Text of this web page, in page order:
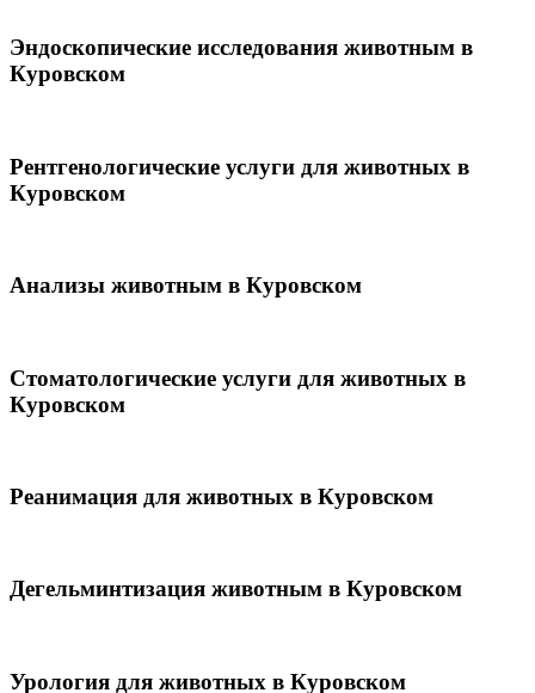
Эндоскопические исследования животным в
Куровском
Рентгенологические услуги для животных в
Куровском
Анализы животным в Куровском
Стоматологические услуги для животных в
Куровском
Реанимация для животных в Куровском
Дегельминтизация животным в Куровском
Урология для животных в Куровском